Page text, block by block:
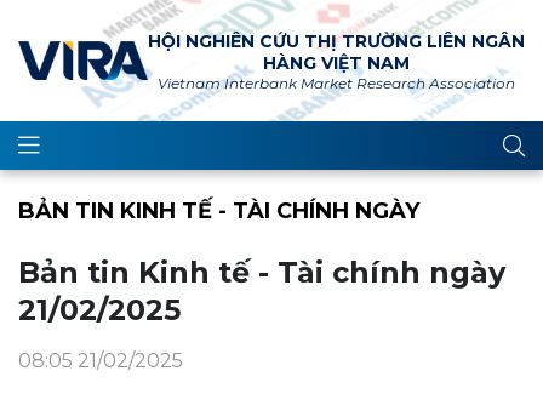
HỘI NGHIÊN CỨU THỊ TRƯỜNG LIÊN NGÂN
HÀNG VIỆT NAM
Vietnam Interbank Market Research Association
BẢN TIN KINH TẾ - TÀI CHÍNH NGÀY
Bản tin Kinh tế - Tài chính ngày
21/02/2025
08:05 21/02/2025